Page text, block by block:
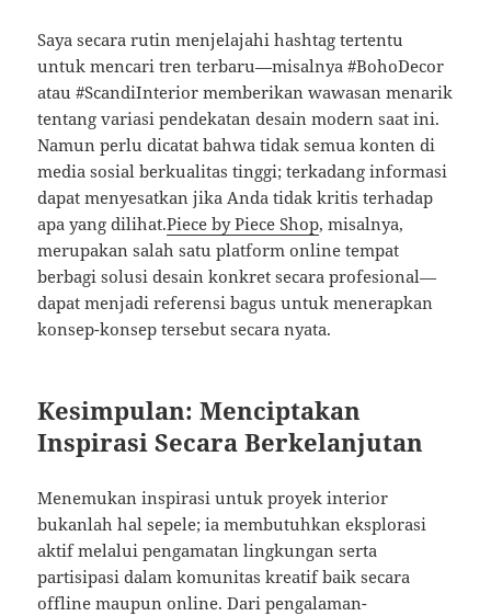
Saya secara rutin menjelajahi hashtag tertentu
untuk mencari tren terbaru—misalnya #BohoDecor
atau #ScandiInterior memberikan wawasan menarik
tentang variasi pendekatan desain modern saat ini.
Namun perlu dicatat bahwa tidak semua konten di
media sosial berkualitas tinggi; terkadang informasi
dapat menyesatkan jika Anda tidak kritis terhadap
apa yang dilihat.Piece by Piece Shop, misalnya,
merupakan salah satu platform online tempat
berbagi solusi desain konkret secara profesional—
dapat menjadi referensi bagus untuk menerapkan
konsep-konsep tersebut secara nyata.
Kesimpulan: Menciptakan
Inspirasi Secara Berkelanjutan
Menemukan inspirasi untuk proyek interior
bukanlah hal sepele; ia membutuhkan eksplorasi
aktif melalui pengamatan lingkungan serta
partisipasi dalam komunitas kreatif baik secara
offline maupun online. Dari pengalaman-